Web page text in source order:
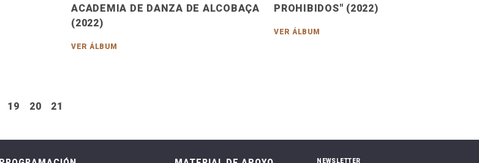
ACADEMIA DE DANZA DE ALCOBAÇA
(2022)
VER ÁLBUM
PROHIBIDOS" (2022)
VER ÁLBUM
19 20 21
NEWSLETTER